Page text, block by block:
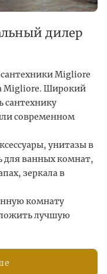
дилер
Migliore
Migliore. Широкий
сантехнику
современном
унитазы в
для ванных комнат,
зеркала в
комнату
лучшую